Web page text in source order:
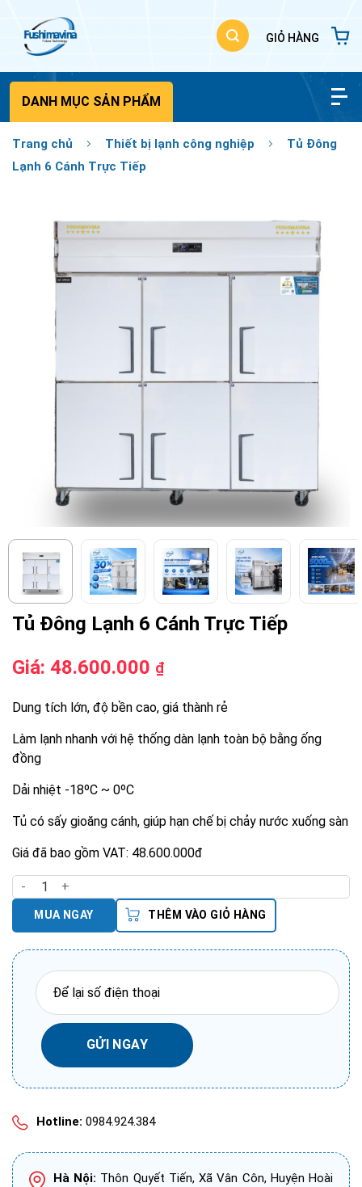
DANH MỤC SẢN PHẨM
Trang chủ Thiết bị lạnh công nghiệp
Tủ Đông
Lạnh 6 Cánh Trực Tiếp
Tủ Đông Lạnh 6 Cánh Trực Tiếp
Giá: 48.600.000 ₫
Dung tích lớn, độ bền cao, giá thành rẻ
Làm lạnh nhanh với hệ thống dàn lạnh toàn bộ bằng ống
đồng
Dải nhiệt -18ºC ~ 0ºC
Tủ có sấy gioăng cánh, giúp hạn chế bị chảy nước xuống sàn
Giá đã bao gồm VAT: 48.600.000đ
Tủ Đông Lạnh 6 Cánh Trực Tiếp số lượng
THÊM VÀO GIỎ HÀNG
MUA NGAY
Hotline: 0984.924.384
Hà Nội: Thôn Quyết Tiến, Xã Vân Côn, Huyện Hoài